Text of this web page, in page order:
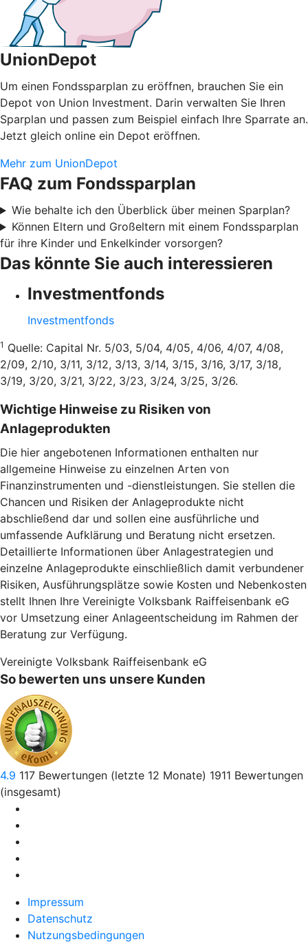
UnionDepot
Um einen Fondssparplan zu eröffnen, brauchen Sie ein
Depot von Union Investment. Darin verwalten Sie Ihren
Sparplan und passen zum Beispiel einfach Ihre Sparrate an.
Jetzt gleich online ein Depot eröffnen.
Mehr zum UnionDepot
FAQ zum Fondssparplan
Wie behalte ich den Überblick über meinen Sparplan?
Können Eltern und Großeltern mit einem Fondssparplan
für ihre Kinder und Enkelkinder vorsorgen?
Das könnte Sie auch interessieren
Investmentfonds
Investmentfonds
1 Quelle: Capital Nr. 5/03, 5/04, 4/05, 4/06, 4/07, 4/08,
2/09, 2/10, 3/11, 3/12, 3/13, 3/14, 3/15, 3/16, 3/17, 3/18,
3/19, 3/20, 3/21, 3/22, 3/23, 3/24, 3/25, 3/26.
Wichtige Hinweise zu Risiken von
Anlageprodukten
Die hier angebotenen Informationen enthalten nur
allgemeine Hinweise zu einzelnen Arten von
Finanzinstrumenten und -dienstleistungen. Sie stellen die
Chancen und Risiken der Anlageprodukte nicht
abschließend dar und sollen eine ausführliche und
umfassende Aufklärung und Beratung nicht ersetzen.
Detaillierte Informationen über Anlagestrategien und
einzelne Anlageprodukte einschließlich damit verbundener
Risiken, Ausführungsplätze sowie Kosten und Nebenkosten
stellt Ihnen Ihre Vereinigte Volksbank Raiffeisenbank eG
vor Umsetzung einer Anlageentscheidung im Rahmen der
Beratung zur Verfügung.
Vereinigte Volksbank Raiffeisenbank eG
So bewerten uns unsere Kunden
4.9 117 Bewertungen (letzte 12 Monate) 1911 Bewertungen
(insgesamt)
Impressum
Datenschutz
Nutzungsbedingungen